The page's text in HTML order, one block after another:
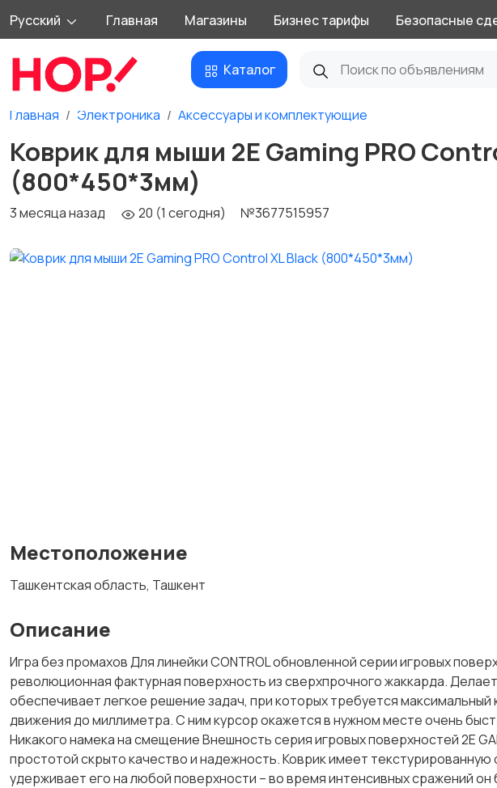
Русский Главная Магазины Бизнес тарифы Безопасные
Каталог
Главная Электроника Аксессуары и комплектующие
Коврик для мыши 2E Gaming PRO
(800*450*3мм)
3 месяца назад 20 (1 сегодня) №3677515957
Местоположение
Ташкентская область, Ташкент
Описание
Игра без промахов Для линейки CONTROL обновленной серии игровых
революционная фактурная поверхность из сверхпрочного жаккарда.
обеспечивает легкое решение задач, при которых требуется
движения до миллиметра. С ним курсор окажется в нужном месте очень
Никакого намека на смещение Внешность серия игровых поверхностей 2E
простотой скрыто качество и надежность. Коврик имеет
удерживает его на любой поверхности – во время интенсивных сражений